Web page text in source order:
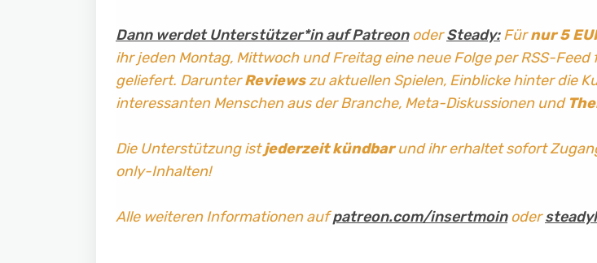
Dann werdet Unterstützer*in auf PatreonoderSteady:Fürnur 5
ihr jeden Montag, Mittwoch und Freitag eine neue Folge per RSS-
geliefert. DarunterReviewszu aktuellen Spielen, Einblicke hinter die
interessanten Menschen aus der Branche, Meta-Diskussionen und
Die Unterstützung istjederzeit kündbarund ihr erhaltet sofort
only-Inhalten!
Alle weiteren Informationen aufpatreon.com/insertmoinoder